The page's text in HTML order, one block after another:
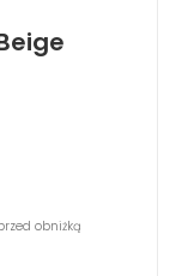
obniżką